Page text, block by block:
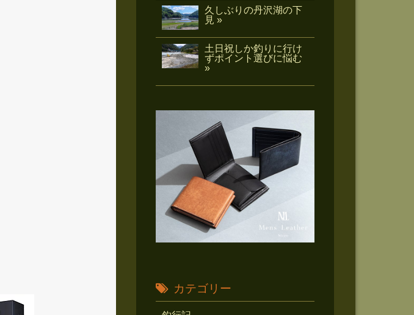
久しぶりの丹沢湖の下
見 »
土日祝しか釣りに行け
ずポイント選びに悩む
»
カテゴリー